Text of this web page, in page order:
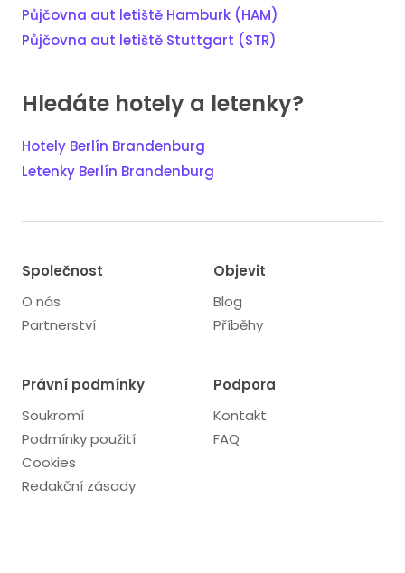
Půjčovna aut letiště Hamburk (HAM)
Půjčovna aut letiště Stuttgart (STR)
Hledáte hotely a letenky?
Hotely Berlín Brandenburg
Letenky Berlín Brandenburg
Společnost
O nás
Partnerství
Objevit
Blog
Příběhy
Právní podmínky
Soukromí
Podmínky použití
Cookies
Redakční zásady
Podpora
Kontakt
FAQ